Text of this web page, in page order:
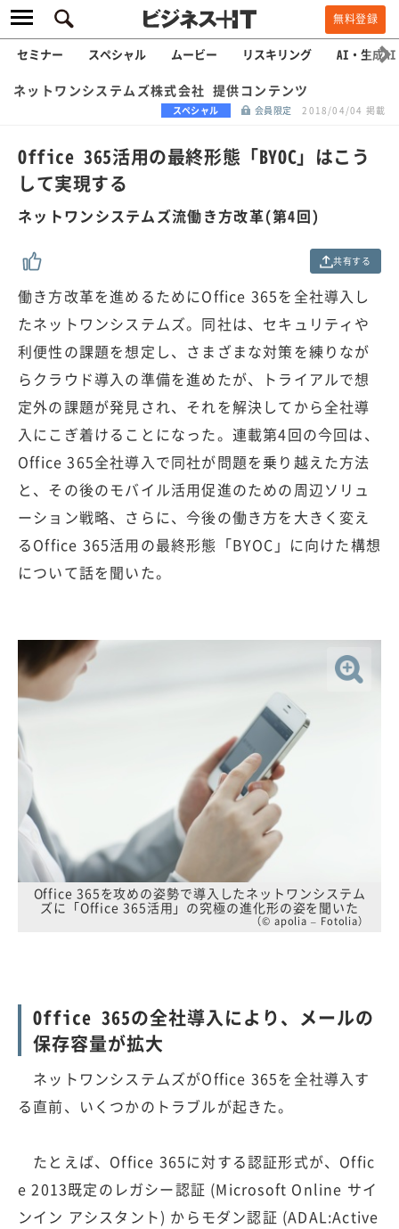
無料登録
セミナー スペシャル ムービー リスキリング AI・生成AI
ネットワンシステムズ株式会社 提供コンテンツ
スペシャル 会員限定 2018/04/04 掲載
Office 365活用の最終形態「BYOC」はこう
して実現する
ネットワンシステムズ流働き方改革(第4回)
共有する
働き方改革を進めるためにOffice 365を全社導入し
たネットワンシステムズ。同社は、セキュリティや
利便性の課題を想定し、さまざまな対策を練りなが
らクラウド導入の準備を進めたが、トライアルで想
定外の課題が発見され、それを解決してから全社導
入にこぎ着けることになった。連載第4回の今回は、
Office 365全社導入で同社が問題を乗り越えた方法
と、その後のモバイル活用促進のための周辺ソリュ
ーション戦略、さらに、今後の働き方を大きく変え
るOffice 365活用の最終形態「BYOC」に向けた構想
について話を聞いた。
Office 365を攻めの姿勢で導入したネットワンシステム
ズに「Office 365活用」の究極の進化形の姿を聞いた
（© apolia – Fotolia）
Office 365の全社導入により、メールの
保存容量が拡大
ネットワンシステムズがOffice 365を全社導入す
る直前、いくつかのトラブルが起きた。
たとえば、Office 365に対する認証形式が、Offic
e 2013既定のレガシー認証 (Microsoft Online サイ
ンイン アシスタント) からモダン認証 (ADAL:Active